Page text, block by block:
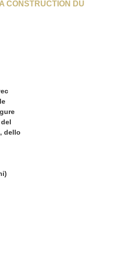
CONSTRUCTION DU
dello